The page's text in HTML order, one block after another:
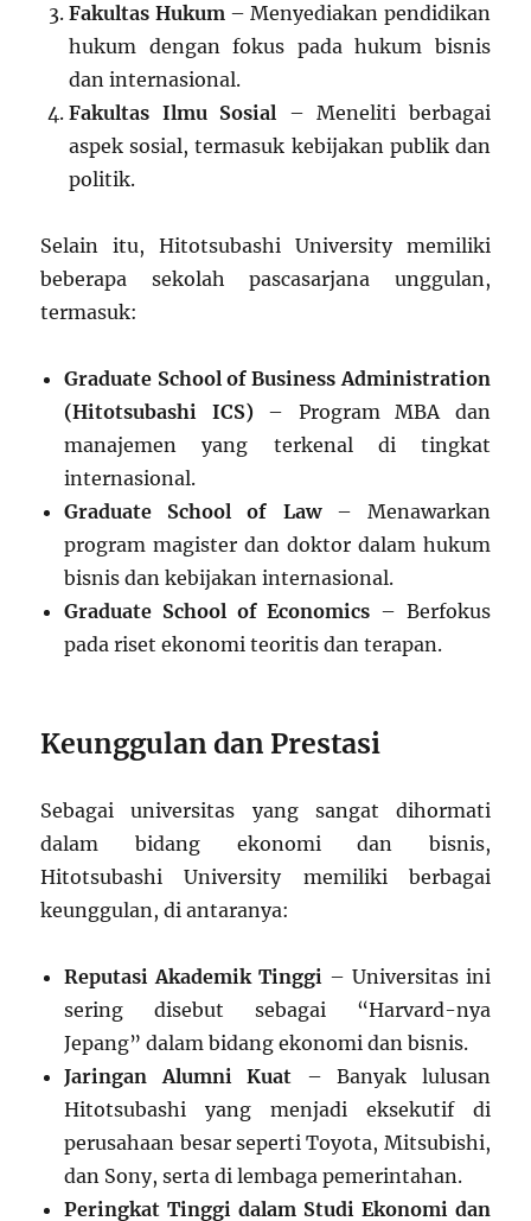
Fakultas Hukum– Menyediakan pendidikan
hukum dengan fokus pada hukum bisnis
dan internasional.
Fakultas Ilmu Sosial – Meneliti berbagai
aspek sosial, termasuk kebijakan publik dan
politik.
Selain itu, Hitotsubashi University memiliki
beberapa sekolah pascasarjana unggulan,
termasuk:
Graduate School of Business Administration
(Hitotsubashi ICS)– Program MBA dan
manajemen yang terkenal di tingkat
internasional.
Graduate School of Law– Menawarkan
program magister dan doktor dalam hukum
bisnis dan kebijakan internasional.
Graduate School of Economics – Berfokus
pada riset ekonomi teoritis dan terapan.
Keunggulan dan Prestasi
Sebagai universitas yang sangat dihormati
dalam bidang ekonomi dan bisnis,
Hitotsubashi University memiliki berbagai
keunggulan, di antaranya:
Reputasi Akademik Tinggi – Universitas ini
sering disebut sebagai “Harvard-nya
Jepang” dalam bidang ekonomi dan bisnis.
Jaringan Alumni Kuat – Banyak lulusan
Hitotsubashi yang menjadi eksekutif di
perusahaan besar seperti Toyota, Mitsubishi,
dan Sony, serta di lembaga pemerintahan.
Peringkat Tinggi dalam Studi Ekonomi dan